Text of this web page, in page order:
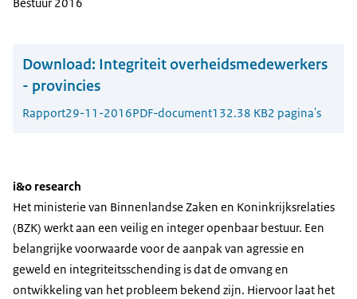
Download: Integriteit overheidsmedewerkers
- provincies
Rapport29-11-2016PDF-document132.38 KB2 pagina's
i&o research
Het ministerie van Binnenlandse Zaken en Koninkrijksrelaties
(BZK) werkt aan een veilig en integer openbaar bestuur. Een
belangrijke voorwaarde voor de aanpak van agressie en
geweld en integriteitsschending is dat de omvang en
ontwikkeling van het probleem bekend zijn. Hiervoor laat het